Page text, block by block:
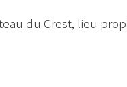
du Crest, lieu